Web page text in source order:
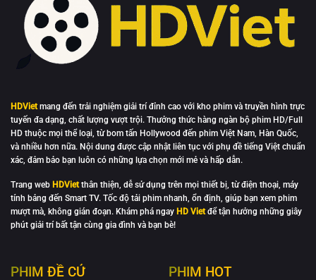
HDVietmang đến trải nghiệm giải trí đỉnh cao với kho phim và truyền hình trực
tuyến đa dạng, chất lượng vượt trội. Thưởng thức hàng ngàn bộ phim HD/Full
HD thuộc mọi thể loại, từ bom tấn Hollywood đến phim Việt Nam, Hàn Quốc,
và nhiều hơn nữa. Nội dung được cập nhật liên tục với phụ đề tiếng Việt chuẩn
xác, đảm bảo bạn luôn có những lựa chọn mới mẻ và hấp dẫn.
Trang web HDVietthân thiện, dễ sử dụng trên mọi thiết bị, từ điện thoại, máy
tính bảng đến Smart TV. Tốc độ tải phim nhanh, ổn định, giúp bạn xem phim
mượt mà, không gián đoạn. Khám phá ngay HD Vietđể tận hưởng những giây
phút giải trí bất tận cùng gia đình và bạn bè!
PHIM ĐỀ CỬ PHIM HOT